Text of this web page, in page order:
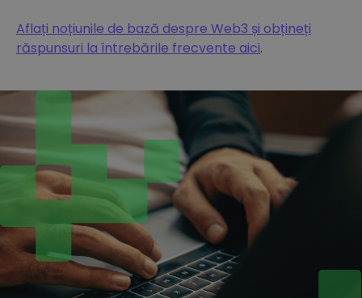
Aflați noțiunile de bază despre Web3 și obțineți
răspunsuri la întrebările frecvente aici.